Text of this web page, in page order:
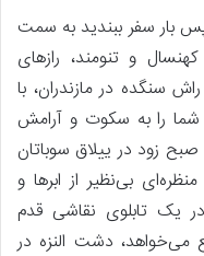
بار سفر ببندید به سمت
و تنومند، رازهای
سنگده در مازندران، با
شما را به سکوت و آرامش
زود در ییلاق سوباتان
بی‌نظیر از ابرها و
یک تابلوی نقاشی قدم
دشت النزه در